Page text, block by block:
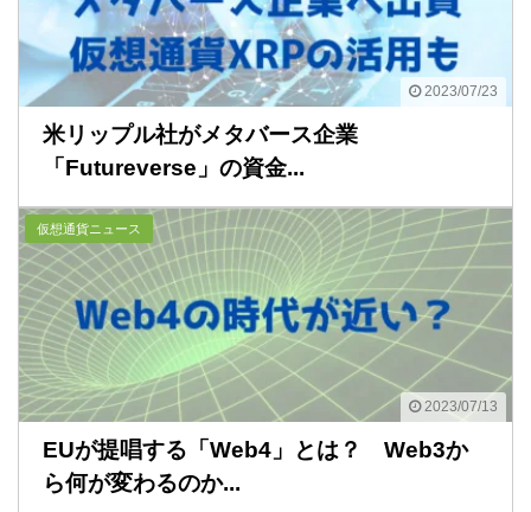
2023/07/23
米リップル社がメタバース企業
「Futureverse」の資金...
2023/07/13
仮想通貨ニュース
EUが提唱する「Web4」とは？ Web3か
ら何が変わるのか...